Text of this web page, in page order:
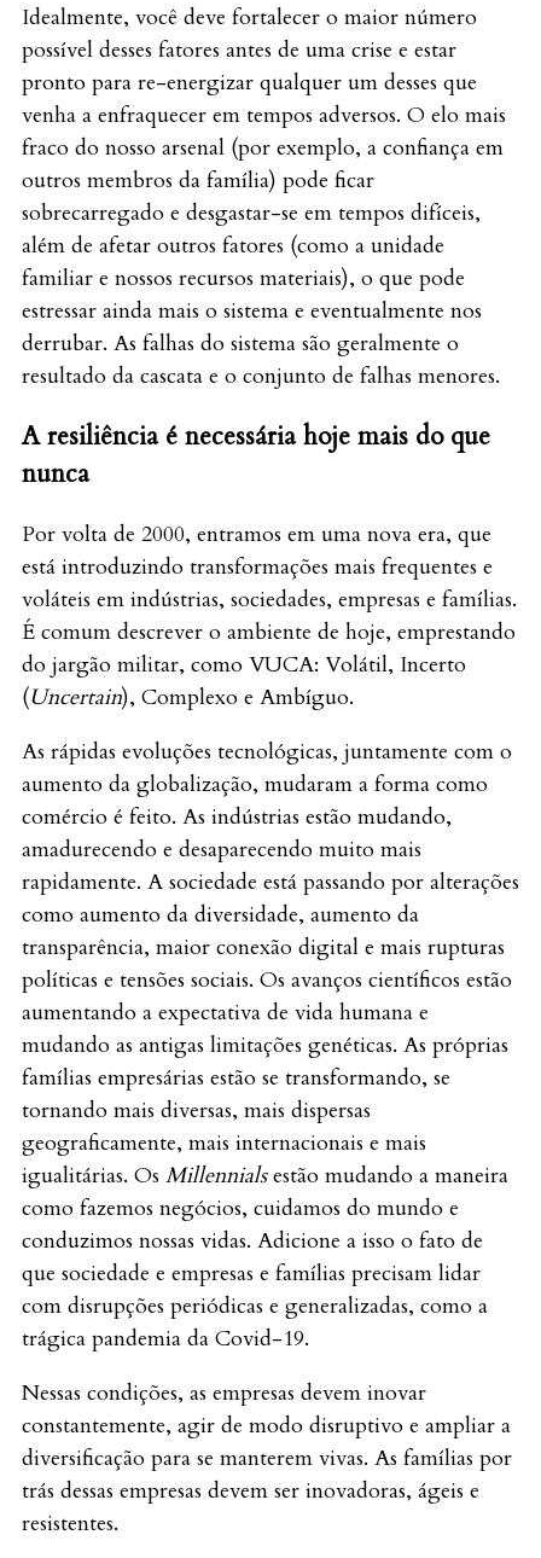
Idealmente, você deve fortalecer o maior número
possível desses fatores antes de uma crise e estar
pronto para re-energizar qualquer um desses que
venha a enfraquecer em tempos adversos. O elo mais
fraco do nosso arsenal (por exemplo, a confiança em
outros membros da família) pode ficar
sobrecarregado e desgastar-se em tempos difíceis,
além de afetar outros fatores (como a unidade
familiar e nossos recursos materiais), o que pode
estressar ainda mais o sistema e eventualmente nos
derrubar. As falhas do sistema são geralmente o
resultado da cascata e o conjunto de falhas menores.
A resiliência é necessária hoje mais do que
nunca
Por volta de 2000, entramos em uma nova era, que
está introduzindo transformações mais frequentes e
voláteis em indústrias, sociedades, empresas e famílias.
É comum descrever o ambiente de hoje, emprestando
do jargão militar, como VUCA: Volátil, Incerto
(Uncertain), Complexo e Ambíguo.
As rápidas evoluções tecnológicas, juntamente com o
aumento da globalização, mudaram a forma como
comércio é feito. As indústrias estão mudando,
amadurecendo e desaparecendo muito mais
rapidamente. A sociedade está passando por alterações
como aumento da diversidade, aumento da
transparência, maior conexão digital e mais rupturas
políticas e tensões sociais. Os avanços científicos estão
aumentando a expectativa de vida humana e
mudando as antigas limitações genéticas. As próprias
famílias empresárias estão se transformando, se
tornando mais diversas, mais dispersas
geograficamente, mais internacionais e mais
igualitárias. Os Millennialsestão mudando a maneira
como fazemos negócios, cuidamos do mundo e
conduzimos nossas vidas. Adicione a isso o fato de
que sociedade e empresas e famílias precisam lidar
com disrupções periódicas e generalizadas, como a
trágica pandemia da Covid-19.
Nessas condições, as empresas devem inovar
constantemente, agir de modo disruptivo e ampliar a
diversificação para se manterem vivas. As famílias por
trás dessas empresas devem ser inovadoras, ágeis e
resistentes.